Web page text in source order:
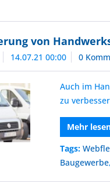
von
14.07.21 00:00 0
Auch im
zu
Mehr
Tags:
Baugewerbe